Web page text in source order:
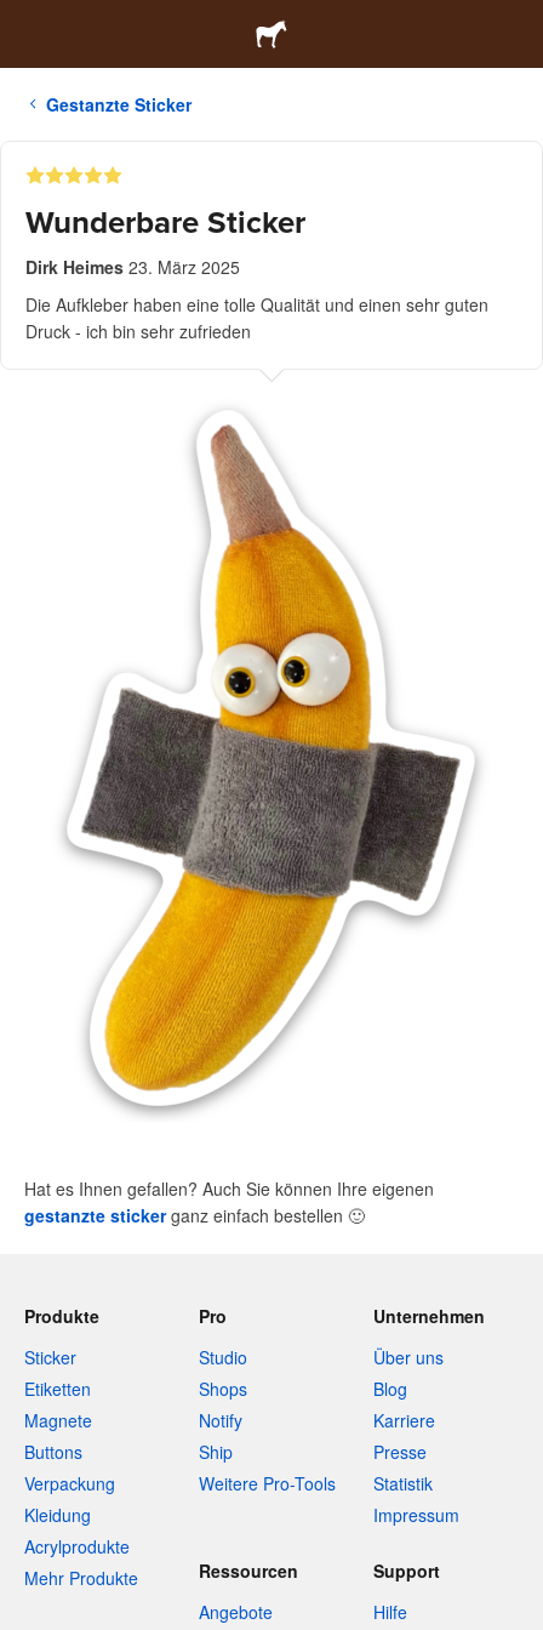
Gestanzte Sticker
Wunderbare Sticker
Dirk Heimes 23. März 2025
Die Aufkleber haben eine tolle Qualität und einen sehr guten
Druck - ich bin sehr zufrieden
Hat es Ihnen gefallen? Auch Sie können Ihre eigenen
gestanzte stickerganz einfach bestellen 🙂
Produkte
Sticker
Etiketten
Magnete
Buttons
Verpackung
Kleidung
Acrylprodukte
Mehr Produkte
Pro
Studio
Shops
Notify
Ship
Weitere Pro-Tools
Unternehmen
Über uns
Blog
Karriere
Presse
Statistik
Impressum
Ressourcen
Angebote
Support
Hilfe